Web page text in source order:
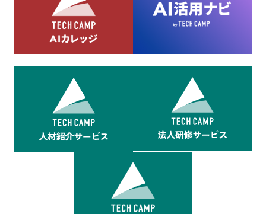
で、広告配信等の目的で利用いたします。